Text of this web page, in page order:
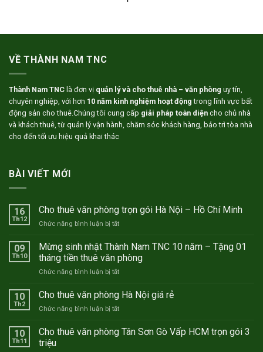
VỀ THÀNH NAM TNC
Thành Nam TNC là đơn vị quản lý và cho thuê nhà – văn phòng uy tín,
chuyên nghiệp, với hơn 10 năm kinh nghiệm hoạt động trong lĩnh vực bất
động sản cho thuê.Chúng tôi cung cấp giải pháp toàn diện cho chủ nhà
và khách thuê, từ quản lý vận hành, chăm sóc khách hàng, bảo trì tòa nhà
cho đến tối ưu hiệu quả khai thác
BÀI VIẾT MỚI
16
Th12
Cho thuê văn phòng trọn gói Hà Nội – Hồ Chí Minh
Chức năng bình luận bị tắtở
thuê
văn
phòng
trọn
Hà
–
Chí
09
Th10
Mừng sinh nhật Thành Nam TNC 10 năm – Tặng 01
tháng tiền thuê văn phòng
Chức năng bình luận bị tắtở
sinh
Thành
TNC
10
Th2
Cho thuê văn phòng Hà Nội giá rẻ
Chức năng bình luận bị tắtở
thuê
10
Th11
Cho thuê văn phòng Tân Sơn Gò Vấp HCM trọn gói 3
triệu